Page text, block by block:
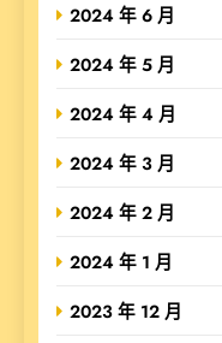
2024 年 6 月
2024 年 5 月
2024 年 4 月
2024 年 3 月
2024 年 2 月
2024 年 1 月
2023 年 12 月